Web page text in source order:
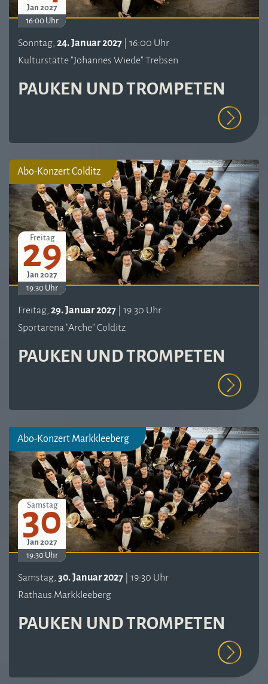
Jan 2027
16:00 Uhr
Sonntag, 24. Januar 2027 | 16:00 Uhr
Kulturstätte "Johannes Wiede" Trebsen
PAUKEN UND TROMPETEN
Abo-Konzert Colditz
Freitag
29
Jan 2027
19:30 Uhr
Freitag, 29. Januar 2027 | 19:30 Uhr
Sportarena "Arche" Colditz
PAUKEN UND TROMPETEN
Abo-Konzert Markkleeberg
Samstag
30
Jan 2027
19:30 Uhr
Samstag, 30. Januar 2027 | 19:30 Uhr
Rathaus Markkleeberg
PAUKEN UND TROMPETEN